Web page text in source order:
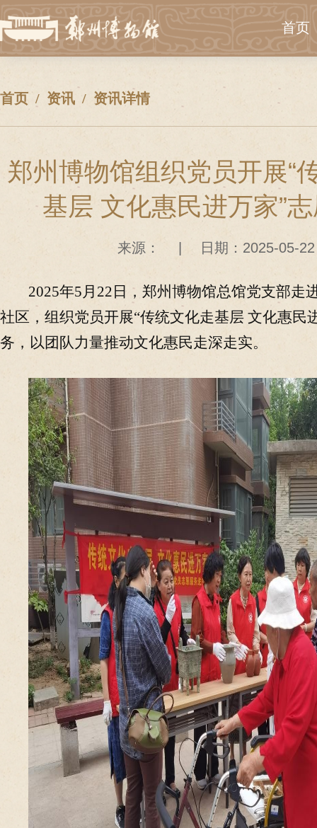
首页
首页 资讯 资讯详情
郑州博物馆组织党员开展“
基层 文化惠民进万家”
来源： 日期：2025-05-22
2025年5月22日，郑州博物馆总馆党支部走
社区，组织党员开展“传统文化走基层 文化惠民
务， 以团队力量推动文化惠民走深走实。